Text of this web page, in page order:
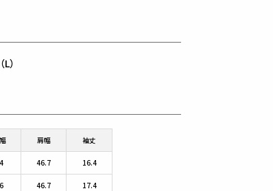
）
肩幅 袖丈
46.7 16.4
46.7 17.4